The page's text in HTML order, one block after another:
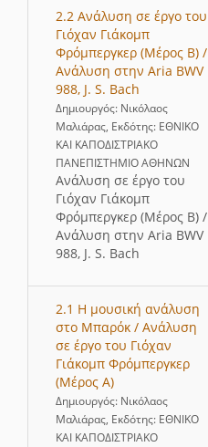
2.2 Ανάλυση σε έργο του
Γιόχαν Γιάκομπ
Φρόμπεργκερ (Μέρος Β) /
Ανάλυση στην Aria BWV
988, J. S. Bach
Δημιουργός: Νικόλαος
Μαλιάρας, Εκδότης: ΕΘΝΙΚΟ
ΚΑΙ ΚΑΠΟΔΙΣΤΡΙΑΚΟ
ΠΑΝΕΠΙΣΤΗΜΙΟ ΑΘΗΝΩΝ
Ανάλυση σε έργο του
Γιόχαν Γιάκομπ
Φρόμπεργκερ (Μέρος Β) /
Ανάλυση στην Aria BWV
988, J. S. Bach
2.1 Η μουσική ανάλυση
στο Μπαρόκ / Ανάλυση
σε έργο του Γιόχαν
Γιάκομπ Φρόμπεργκερ
(Μέρος Α)
Δημιουργός: Νικόλαος
Μαλιάρας, Εκδότης: ΕΘΝΙΚΟ
ΚΑΙ ΚΑΠΟΔΙΣΤΡΙΑΚΟ